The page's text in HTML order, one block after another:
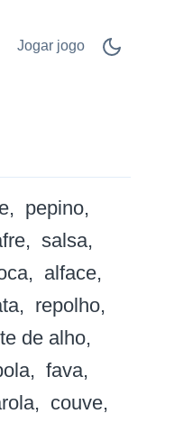
Jogar jogo
pepino
salsa
alface
repolho
de alho
fava
couve